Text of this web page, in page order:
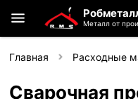
Металл от
Главная Расходные
Сварочная